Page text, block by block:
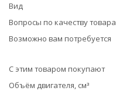
Вид
Вопросы по качеству товара
Возможно вам потребуется
С этим товаром покупают
Объём двигателя, см³